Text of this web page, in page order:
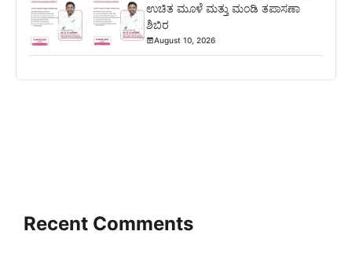
ಉಚಿತ ಮೂಳೆ ಮತ್ತು ಮಂಡಿ ತಪಾಸಣಾ
ಶಿಬಿರ
August 10, 2026
Recent Comments